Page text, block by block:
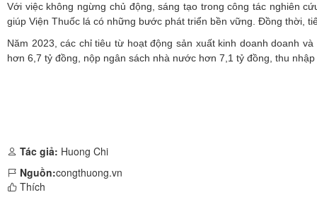
Với việc không ngừng chủ động, sáng tạo trong công tác nghiên
giúp Viện Thuốc lá có những bước phát triển bền vững. Đồng thời,
Năm 2023, các chỉ tiêu từ hoạt động sản xuất kinh doanh doanh
hơn 6,7 tỷ đồng, nộp ngân sách nhà nước hơn 7,1 tỷ đồng, thu
Tác giả: Huong Chi
Nguồn:congthuong.vn
Thích